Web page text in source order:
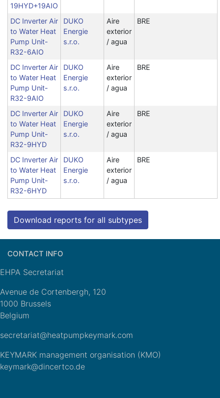
19HYD+19AIO
DC Inverter Air
to Water Heat
Pump Unit-
R32-6AIO
DUKO
Energie
s.r.o.
Aire
exterior
/ agua
BRE
DC Inverter Air
to Water Heat
Pump Unit-
R32-9AIO
DUKO
Energie
s.r.o.
Aire
exterior
/ agua
BRE
DC Inverter Air
to Water Heat
Pump Unit-
R32-9HYD
DUKO
Energie
s.r.o.
Aire
exterior
/ agua
BRE
DC Inverter Air
to Water Heat
Pump Unit-
R32-6HYD
DUKO
Energie
s.r.o.
Aire
exterior
/ agua
BRE
Download reports for all subtypes
CONTACT INFO
EHPA Secretariat
Avenue de Cortenbergh, 120
1000 Brussels
Belgium
secretariat@heatpumpkeymark.com
KEYMARK management organisation (KMO)
keymark@dincertco.de